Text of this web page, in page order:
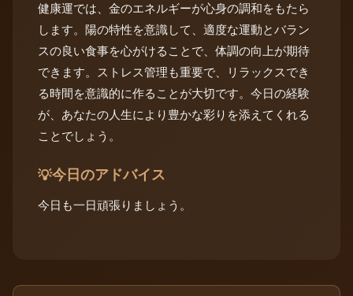
健康運では、金のエネルギーが心身の調和をもたら
します。陽の特性を意識して、適度な運動とバラン
スの良い食事を心がけることで、体調の向上が期待
できます。ストレス管理も重要で、リラックスでき
る時間を意識的に作ることが大切です。今日の経験
が、あなたの人生により豊かな彩りを添えてくれる
ことでしょう。
💡今日のアドバイス
今日も一日頑張りましょう。